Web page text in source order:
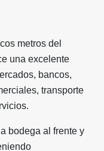
metros del
una excelente
bancos,
transporte
bodega al frente y